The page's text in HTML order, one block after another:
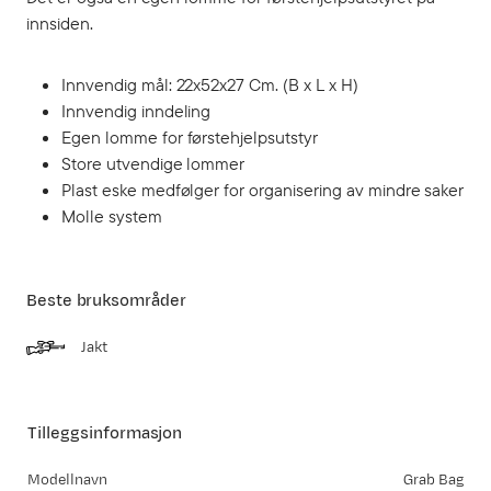
innsiden.
Innvendig mål: 22x52x27 Cm. (B x L x H)
Innvendig inndeling
Egen lomme for førstehjelpsutstyr
Store utvendige lommer
Plast eske medfølger for organisering av mindre saker
Molle system
Tilleggsinformasjon
Modellnavn Grab Bag
Beste bruksområder
Jakt